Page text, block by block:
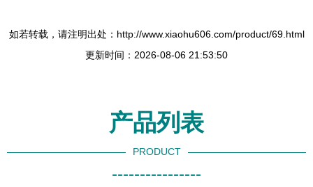
如若转载，请注明出处：http://www.xiaohu606.com/product/69.html
更新时间：2026-08-06 21:53:50
产品列表
PRODUCT
----------------